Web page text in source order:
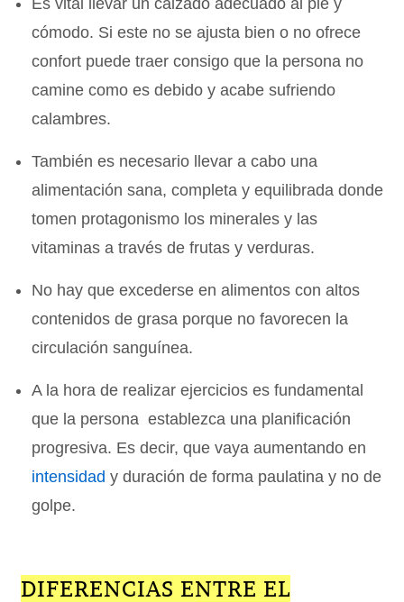
cómodo. Si este no se ajusta bien o no ofrece
confort puede traer consigo que la persona no
camine como es debido y acabe sufriendo
calambres.
También es necesario llevar a cabo una
alimentación sana, completa y equilibrada donde
tomen protagonismo los minerales y las
vitaminas a través de frutas y verduras.
No hay que excederse en alimentos con altos
contenidos de grasa porque no favorecen la
circulación sanguínea.
A la hora de realizar ejercicios es fundamental
que la persona establezca una planificación
progresiva. Es decir, que vaya aumentando en
intensidad y duración de forma paulatina y no de
golpe.
DIFERENCIAS ENTRE EL